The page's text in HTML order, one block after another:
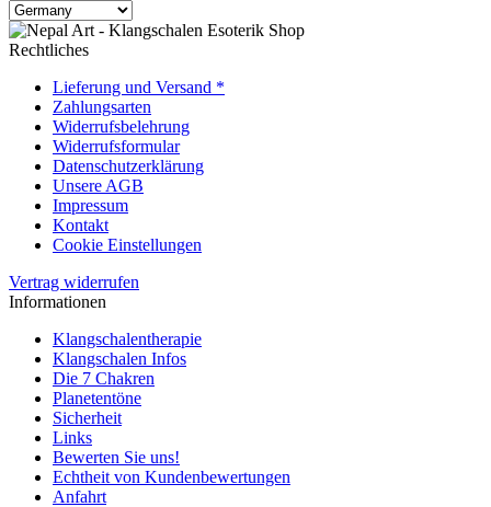
Rechtliches
Lieferung und Versand *
Zahlungsarten
Widerrufsbelehrung
Widerrufsformular
Datenschutzerklärung
Unsere AGB
Impressum
Kontakt
Cookie Einstellungen
Vertrag widerrufen
Informationen
Klangschalentherapie
Klangschalen Infos
Die 7 Chakren
Planetentöne
Sicherheit
Links
Bewerten Sie uns!
Echtheit von Kundenbewertungen
Anfahrt